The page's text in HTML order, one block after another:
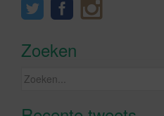
Zoeken
Zoeken